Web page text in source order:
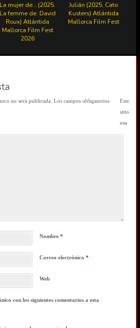
La mujer de… (2025.
La femme de. David
Roux) Atlántida
Mallorca Film Fest
2026
Julián (2025. Cato
Kusters) Atlántida
Mallorca Film Fest
no será publicada. Los campos obligatorios
Nombre *
Correo electrónico *
Web
con los siguientes comentarios a esta
Este
sitio
usa